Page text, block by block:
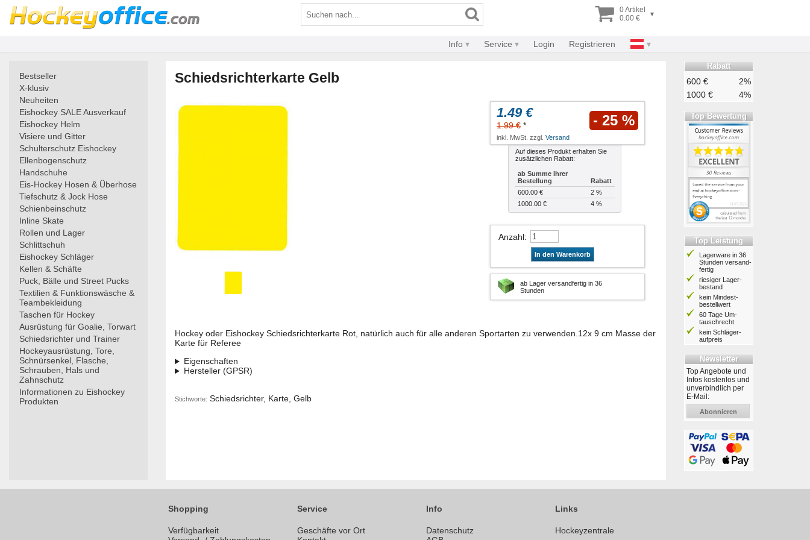
0 Artikel
0.00 €
▾
Info Service Login Registrieren
Bestseller
X-klusiv
Neuheiten
Eishockey SALE Ausverkauf
Eishockey Helm
Visiere und Gitter
Schulterschutz Eishockey
Ellenbogenschutz
Handschuhe
Eis-Hockey Hosen & Überhose
Tiefschutz & Jock Hose
Schienbeinschutz
Inline Skate
Rollen und Lager
Schlittschuh
Eishockey Schläger
Kellen & Schäfte
Puck, Bälle und Street Pucks
Textilien & Funktionswäsche &
Teambekleidung
Taschen für Hockey
Ausrüstung für Goalie, Torwart
Schiedsrichter und Trainer
Hockeyausrüstung, Tore,
Schnürsenkel, Flasche,
Schrauben, Hals und
Zahnschutz
Informationen zu Eishockey
Produkten
Schiedsrichterkarte Gelb
1.49 €
1.99 € * - 25 %
inkl. MwSt. zzgl. Versand
Auf dieses Produkt erhalten Sie
zusätzlichen Rabatt:
ab Summe Ihrer
Bestellung
Rabatt
600.00 €
2 %
1000.00 €
4 %
Anzahl:
In den Warenkorb
ab Lager versandfertig in 36
Stunden
Hockey oder Eishockey Schiedsrichterkarte Rot, natürlich auch für alle anderen Sportarten zu verwenden.12x 9 cm Masse der
Karte für Referee
Eigenschaften
Hersteller (GPSR)
Stichworte: Schiedsrichter, Karte, Gelb
Rabatt
600 €
2%
1000 €
4%
Top Bewertung
Top Leistung
Lagerware in 36
Stunden ver­sand­
fertig
riesiger Lager­
bestand
kein Mindest­
bestell­wert
60 Tage Um­
tausch­recht
kein Schläger­
aufpreis
Newsletter
Top Angebote und
Infos kostenlos und
unverbindlich per
E-Mail:
Abonnieren
Shopping
Verfügbarkeit
Service
Geschäfte vor Ort
Info
Datenschutz
Links
Hockeyzentrale